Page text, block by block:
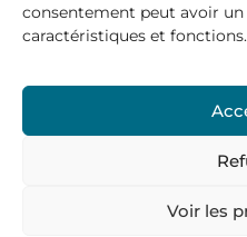
consentement peut avoir
caractéristiques et fonctions.
Voir les
Horaires
9:00
Vendredi:
Mentions Légales–